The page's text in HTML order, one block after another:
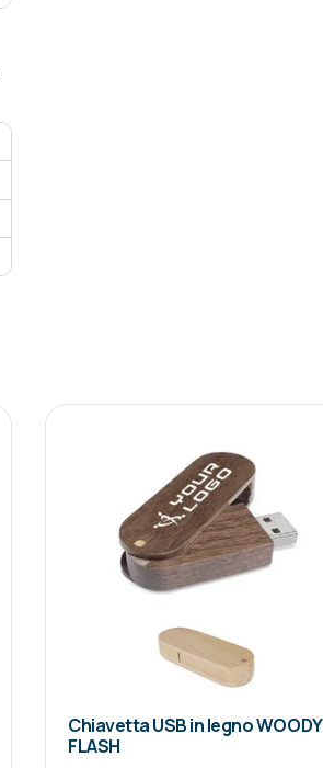
Chiavetta USB in legno WOODY
FLASH